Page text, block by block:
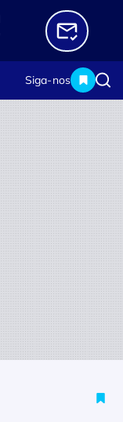
Siga-nos
de bem-estar para